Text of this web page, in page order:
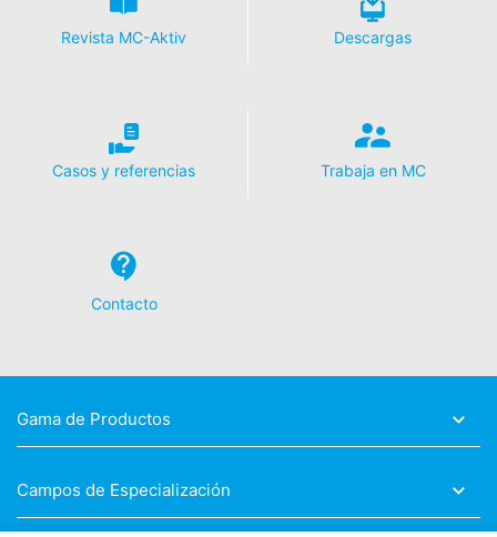
Revista MC-Aktiv Descargas
Casos y referencias Trabaja en MC
Contacto
Gama de Productos
Campos de Especialización